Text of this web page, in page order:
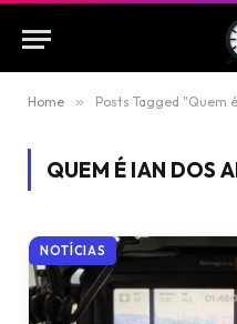
Home » Posts Tagged "Quem
QUEM É IAN DOS
NOTÍCIAS